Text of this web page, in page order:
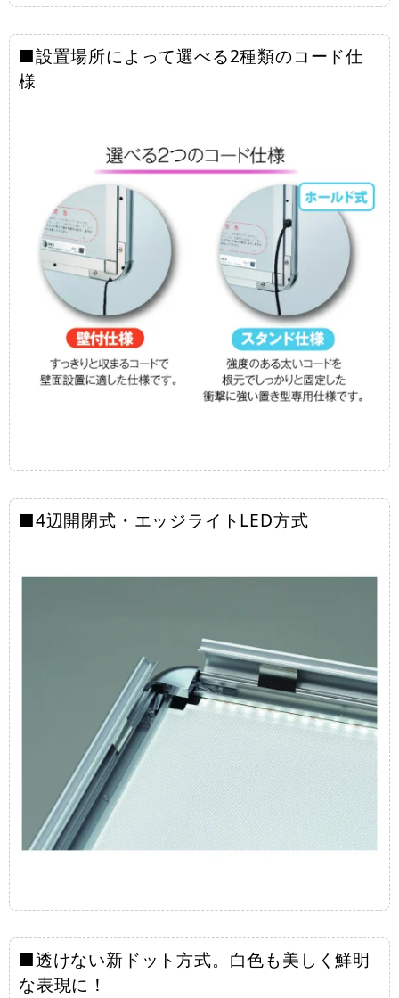
■設置場所によって選べる2種類のコード仕
様
■4辺開閉式・エッジライトLED方式
■透けない新ドット方式。白色も美しく鮮明
な表現に！